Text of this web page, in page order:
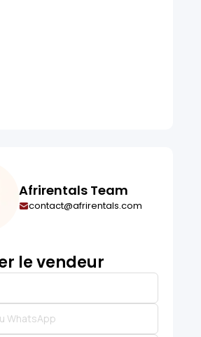
Afrirentals Team
contact@afrirentals.com
le vendeur